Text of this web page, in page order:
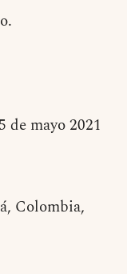
de mayo 2021
Colombia,